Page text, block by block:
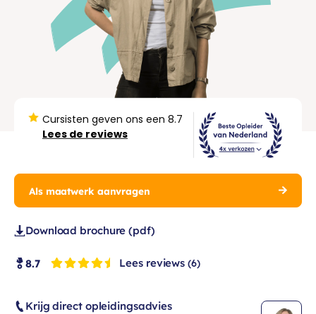
Cursisten geven ons een 8.7
Lees de reviews
Als maatwerk aanvragen
Download brochure (pdf)
8.7 Lees reviews (6)
Krijg direct opleidingsadvies